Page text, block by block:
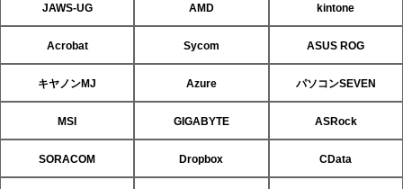
JAWS-UG AMD kintone
Acrobat Sycom ASUS ROG
キヤノンMJ Azure パソコンSEVEN
MSI GIGABYTE ASRock
SORACOM Dropbox CData